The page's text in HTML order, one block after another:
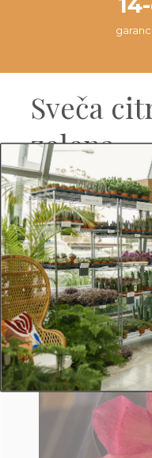
Sveča
zelena
Mere:
Višina: 7,5 cm
Premer: 8 cm